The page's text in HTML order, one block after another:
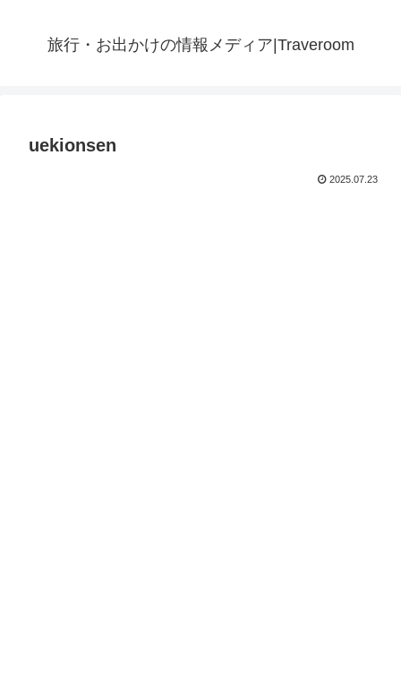
旅行・お出かけの情報メディア|Traveroom
uekionsen
2025.07.23